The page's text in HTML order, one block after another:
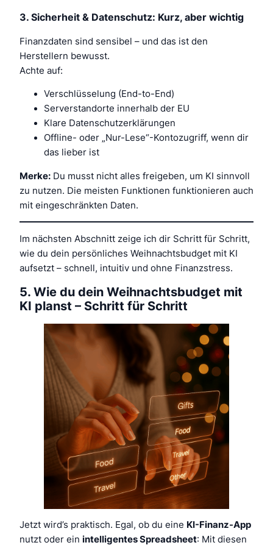
3. Sicherheit & Datenschutz: Kurz, aber wichtig
Finanzdaten sind sensibel – und das ist den
Herstellern bewusst.
Achte auf:
Verschlüsselung (End-to-End)
Serverstandorte innerhalb der EU
Klare Datenschutzerklärungen
Offline- oder „Nur-Lese“-Kontozugriff, wenn dir
das lieber ist
Merke: Du musst nicht alles freigeben, um KI sinnvoll
zu nutzen. Die meisten Funktionen funktionieren auch
mit eingeschränkten Daten.
Im nächsten Abschnitt zeige ich dir Schritt für Schritt,
wie du dein persönliches Weihnachtsbudget mit KI
aufsetzt – schnell, intuitiv und ohne Finanzstress.
5. Wie du dein Weihnachtsbudget mit
KI planst – Schritt für Schritt
Jetzt wird’s praktisch. Egal, ob du eine KI-Finanz-App
nutzt oder ein intelligentes Spreadsheet: Mit diesen